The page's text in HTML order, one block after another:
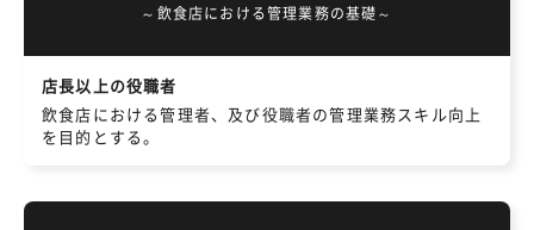
～飲食店における管理業務の基礎～
店長以上の役職者
飲食店における管理者、及び役職者の管理業務スキル向上
を目的とする。